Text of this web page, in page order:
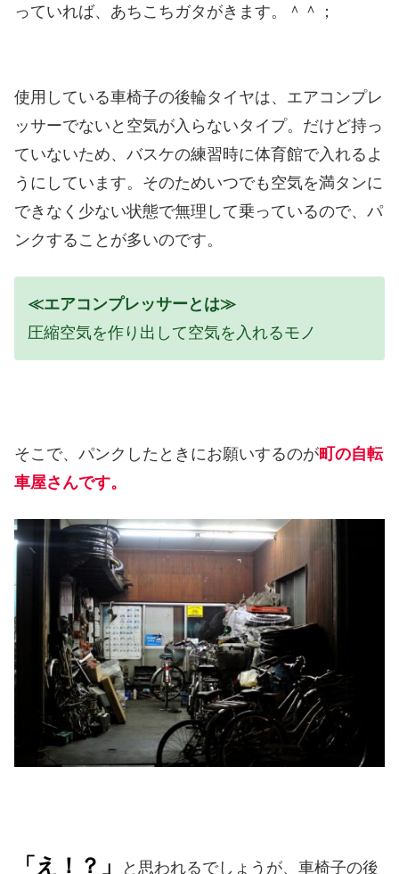
っていれば、あちこちガタがきます。＾＾；
使用している車椅子の後輪タイヤは、エアコンプレ
ッサーでないと空気が入らないタイプ。だけど持っ
ていないため、バスケの練習時に体育館で入れるよ
うにしています。そのためいつでも空気を満タンに
できなく少ない状態で無理して乗っているので、パ
ンクすることが多いのです。
≪エアコンプレッサーとは≫
圧縮空気を作り出して空気を入れるモノ
そこで、パンクしたときにお願いするのが町の自転
車屋さんです。
「え！？」 と思われるでしょうが、車椅子の後